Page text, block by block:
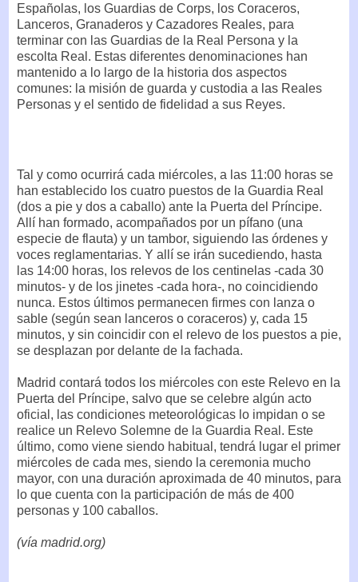
Españolas, los Guardias de Corps, los Coraceros,
Lanceros, Granaderos y Cazadores Reales, para
terminar con las Guardias de la Real Persona y la
escolta Real. Estas diferentes denominaciones han
mantenido a lo largo de la historia dos aspectos
comunes: la misión de guarda y custodia a las Reales
Personas y el sentido de fidelidad a sus Reyes.
Tal y como ocurrirá cada miércoles, a las 11:00 horas se
han establecido los cuatro puestos de la Guardia Real
(dos a pie y dos a caballo) ante la Puerta del Príncipe.
Allí han formado, acompañados por un pífano (una
especie de flauta) y un tambor, siguiendo las órdenes y
voces reglamentarias. Y allí se irán sucediendo, hasta
las 14:00 horas, los relevos de los centinelas -cada 30
minutos- y de los jinetes -cada hora-, no coincidiendo
nunca. Estos últimos permanecen firmes con lanza o
sable (según sean lanceros o coraceros) y, cada 15
minutos, y sin coincidir con el relevo de los puestos a pie,
se desplazan por delante de la fachada.
Madrid contará todos los miércoles con este Relevo en la
Puerta del Príncipe, salvo que se celebre algún acto
oficial, las condiciones meteorológicas lo impidan o se
realice un Relevo Solemne de la Guardia Real. Este
último, como viene siendo habitual, tendrá lugar el primer
miércoles de cada mes, siendo la ceremonia mucho
mayor, con una duración aproximada de 40 minutos, para
lo que cuenta con la participación de más de 400
personas y 100 caballos.
(vía madrid.org)